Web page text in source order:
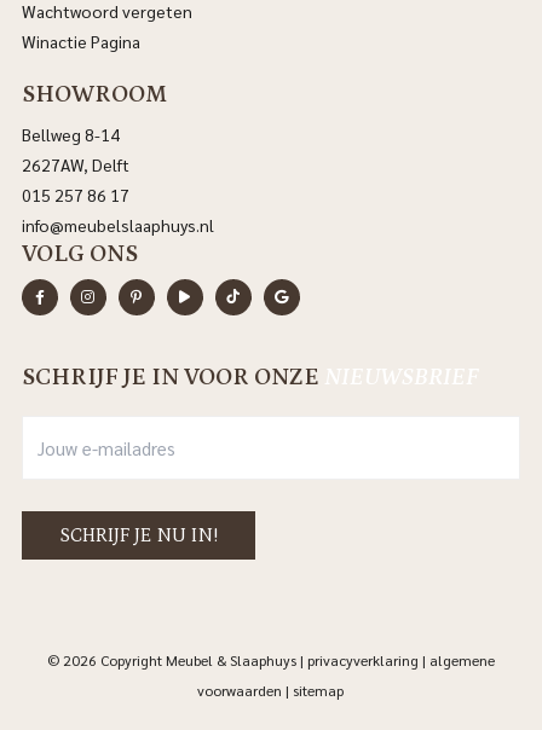
Wachtwoord vergeten
Winactie Pagina
SHOWROOM
Bellweg 8-14
2627AW, Delft
015 257 86 17
info@meubelslaaphuys.nl
VOLG ONS
SCHRIJF JE IN VOOR ONZE NIEUWSBRIEF
© 2026 Copyright Meubel & Slaaphuys | privacyverklaring | algemene
voorwaarden | sitemap